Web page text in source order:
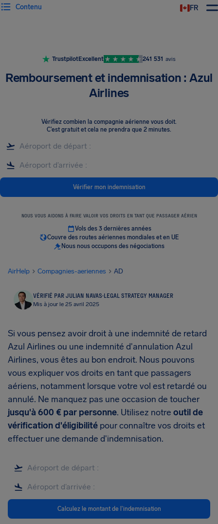
FR
Contenu
TrustpilotExcellent 241 531 avis
Remboursement et indemnisation : Azul
Airlines
Vérifiez combien la compagnie aérienne vous doit.
C’est gratuit et cela ne prendra que 2 minutes.
Vérifier mon indemnisation
NOUS VOUS AIDONS À FAIRE VALOIR VOS DROITS EN TANT QUE PASSAGER AÉRIEN
Vols des 3 dernières années
Couvre des routes aériennes mondiales et en UE
Nous nous occupons des négociations
AirHelp Compagnies-aeriennes AD
VÉRIFIÉ PAR JULIAN NAVAS·LEGAL STRATEGY MANAGER
Mis à jour le 25 avril 2025
Si vous pensez avoir droit à une indemnité de retard
Azul Airlines ou une indemnité d'annulation Azul
Airlines, vous êtes au bon endroit. Nous pouvons
vous expliquer vos droits en tant que passagers
aériens, notamment lorsque votre vol est retardé ou
annulé. Ne manquez pas une occasion de toucher
jusqu'à 600 € par personne. Utilisez notre outil de
vérification d'éligibilité pour connaître vos droits et
effectuer une demande d'indemnisation.
Calculez le montant de l'indemnisation